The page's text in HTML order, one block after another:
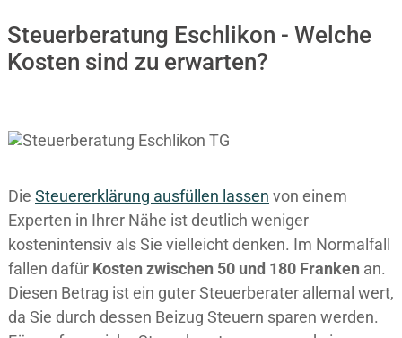
Steuerberatung Eschlikon - Welche
Kosten sind zu erwarten?
Die Steuererklärung ausfüllen lassen von einem
Experten in Ihrer Nähe ist deutlich weniger
kostenintensiv als Sie vielleicht denken. Im Normalfall
fallen dafür Kosten zwischen 50 und 180 Franken an.
Diesen Betrag ist ein guter Steuerberater allemal wert,
da Sie durch dessen Beizug Steuern sparen werden.